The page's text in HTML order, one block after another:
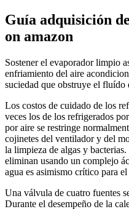
Guía adquisición
on amazon
Sostener el evaporador limpio
enfriamiento del aire
suciedad que obstruye el fluído
Los costos de cuidado de los
veces los de los refrigerados
por aire se restringe
cojinetes del ventilador y del
la limpieza de algas y
eliminan usando un complejo
agua es asimismo crítico para
Una válvula de cuatro fuentes
Durante el desempeño de la